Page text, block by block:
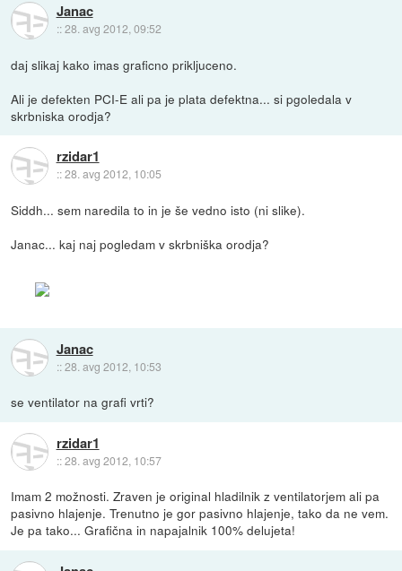
Janac
::28. avg 2012, 09:52
daj slikaj kako imas graficno prikljuceno.
Ali je defekten PCI-E ali pa je plata defektna... si pgoledala v
skrbniska orodja?
rzidar1
::28. avg 2012, 10:05
Siddh... sem naredila to in je še vedno isto (ni slike).
Janac... kaj naj pogledam v skrbniška orodja?
Janac
::28. avg 2012, 10:53
se ventilator na grafi vrti?
rzidar1
::28. avg 2012, 10:57
Imam 2 možnosti. Zraven je original hladilnik z ventilatorjem ali pa
pasivno hlajenje. Trenutno je gor pasivno hlajenje, tako da ne vem.
Je pa tako... Grafična in napajalnik 100% delujeta!